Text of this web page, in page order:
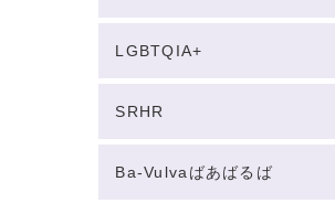
LGBTQIA+
SRHR
Ba-Vulvaばあばるば